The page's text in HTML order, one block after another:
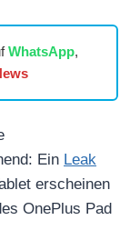
WhatsApp,
Ein Leak
erscheinen
OnePlus Pad